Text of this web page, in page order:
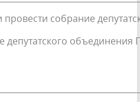
провести собрание
депутатского